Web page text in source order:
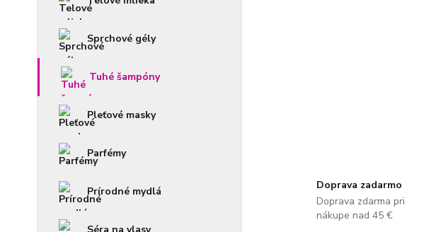
Sprchové gély
Tuhé šampóny
Pleťové masky
Parfémy
Prírodné mydlá
Doprava zadarmo
Doprava zdarma pri
nákupe nad 45 €